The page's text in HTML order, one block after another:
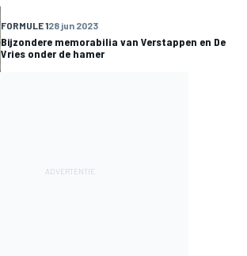
FORMULE 128 jun 2023
Bijzondere memorabilia van Verstappen en De
Vries onder de hamer